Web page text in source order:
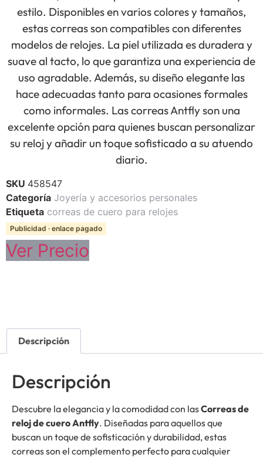
estilo. Disponibles en varios colores y tamaños,
estas correas son compatibles con diferentes
modelos de relojes. La piel utilizada es duradera y
suave al tacto, lo que garantiza una experiencia de
uso agradable. Además, su diseño elegante las
hace adecuadas tanto para ocasiones formales
como informales. Las correas Antfly son una
excelente opción para quienes buscan personalizar
su reloj y añadir un toque sofisticado a su atuendo
diario.
SKU 458547
Categoría Joyería y accesorios personales
Etiqueta correas de cuero para relojes
Publicidad · enlace pagado
Ver Precio
Descripción
Descripción
Descubre la elegancia y la comodidad con lasCorreas de
reloj de cuero Antfly. Diseñadas para aquellos que
buscan un toque de sofisticación y durabilidad, estas
correas son el complemento perfecto para cualquier